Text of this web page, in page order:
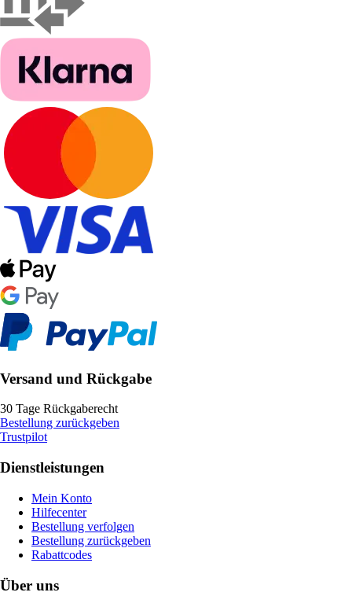
Versand und Rückgabe
30 Tage Rückgaberecht
Bestellung zurückgeben
Trustpilot
Dienstleistungen
Mein Konto
Hilfecenter
Bestellung verfolgen
Bestellung zurückgeben
Rabattcodes
Über uns